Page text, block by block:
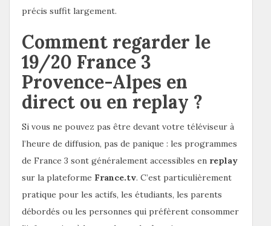
précis suffit largement.
Comment regarder le
19/20 France 3
Provence-Alpes en
direct ou en replay ?
Si vous ne pouvez pas être devant votre téléviseur à
l’heure de diffusion, pas de panique : les programmes
de France 3 sont généralement accessibles en replay
sur la plateforme France.tv. C’est particulièrement
pratique pour les actifs, les étudiants, les parents
débordés ou les personnes qui préfèrent consommer